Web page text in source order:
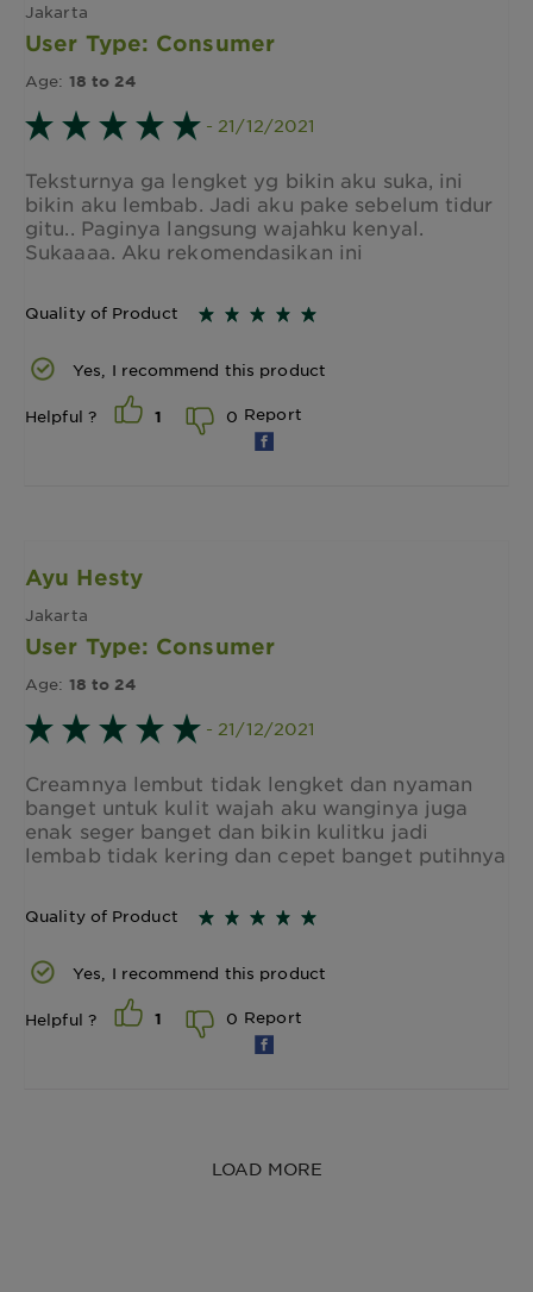
Jakarta
User Type: Consumer
Age: 18 to 24
- 21/12/2021
Teksturnya ga lengket yg bikin aku suka, ini
bikin aku lembab. Jadi aku pake sebelum tidur
gitu.. Paginya langsung wajahku kenyal.
Sukaaaa. Aku rekomendasikan ini
Quality of Product
Yes, I recommend this product
Helpful ? 1 0 Report
Ayu Hesty
Jakarta
User Type: Consumer
Age: 18 to 24
- 21/12/2021
Creamnya lembut tidak lengket dan nyaman
banget untuk kulit wajah aku wanginya juga
enak seger banget dan bikin kulitku jadi
lembab tidak kering dan cepet banget putihnya
Quality of Product
Yes, I recommend this product
Helpful ? 1 0 Report
LOAD MORE